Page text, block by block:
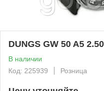
DUNGS GW 50 A5
В наличии
Код: 225939
Розница